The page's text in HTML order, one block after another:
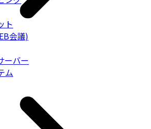
ト
会議)
ーバー
ム